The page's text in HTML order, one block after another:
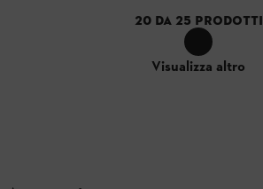
20 DA 25 PRODOTTI
Visualizza altro